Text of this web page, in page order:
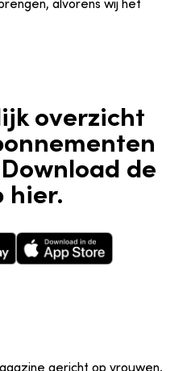
overzicht
de
hier.
Play StoreApple App Store
gericht op vrouwen.